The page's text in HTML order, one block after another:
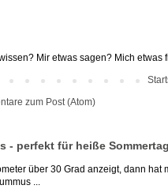
Mir etwas sagen? Mich etwas
zum Post (Atom)
- perfekt für heiße
über 30 Grad anzeigt, dann
...